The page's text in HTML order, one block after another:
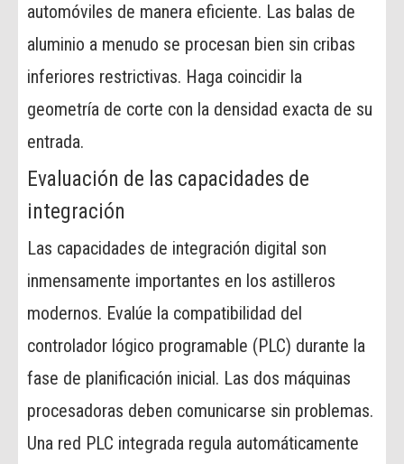
automóviles de manera eficiente. Las balas de
aluminio a menudo se procesan bien sin cribas
inferiores restrictivas. Haga coincidir la
geometría de corte con la densidad exacta de su
entrada.
Evaluación de las capacidades de
integración
Las capacidades de integración digital son
inmensamente importantes en los astilleros
modernos. Evalúe la compatibilidad del
controlador lógico programable (PLC) durante la
fase de planificación inicial. Las dos máquinas
procesadoras deben comunicarse sin problemas.
Una red PLC integrada regula automáticamente